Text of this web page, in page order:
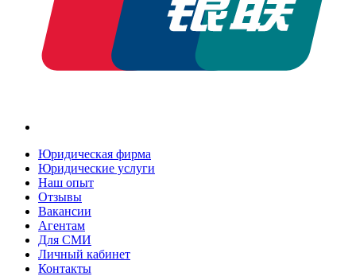
Юридическая фирма
Юридические услуги
Наш опыт
Отзывы
Вакансии
Агентам
Для СМИ
Личный кабинет
Контакты